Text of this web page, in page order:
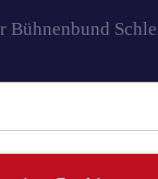
Bühnenbund